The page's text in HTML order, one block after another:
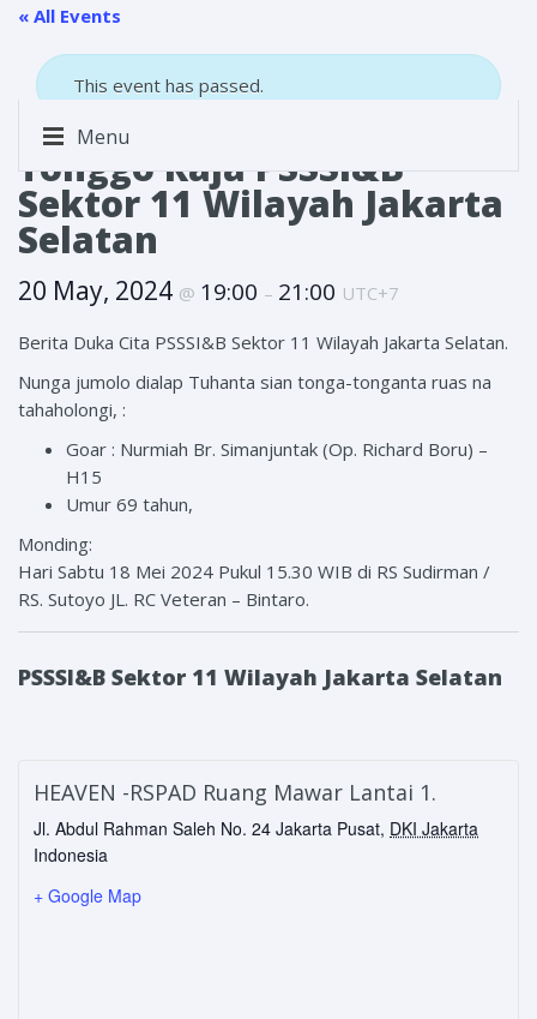
Menu
« All Events
This event has passed.
Tonggo Raja PSSSI&B
Sektor 11 Wilayah Jakarta
Selatan
20 May, 2024 @ 19:00 – 21:00 UTC+7
Berita Duka Cita PSSSI&B Sektor 11 Wilayah Jakarta Selatan.
Nunga jumolo dialap Tuhanta sian tonga-tonganta ruas na
tahaholongi, :
Goar : Nurmiah Br. Simanjuntak (Op. Richard Boru) –
H15
Umur 69 tahun,
Monding:
Hari Sabtu 18 Mei 2024 Pukul 15.30 WIB di RS Sudirman /
RS. Sutoyo JL. RC Veteran – Bintaro.
PSSSI&B Sektor 11 Wilayah Jakarta Selatan
HEAVEN -RSPAD Ruang Mawar Lantai 1.
Jl. Abdul Rahman Saleh No. 24 Jakarta Pusat, DKI Jakarta
Indonesia
+ Google Map